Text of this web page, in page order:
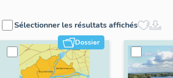
Sélectionner les résultats affichés
Dossier